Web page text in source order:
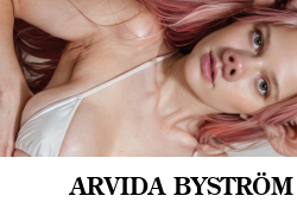
ARVIDA BYSTRÖM